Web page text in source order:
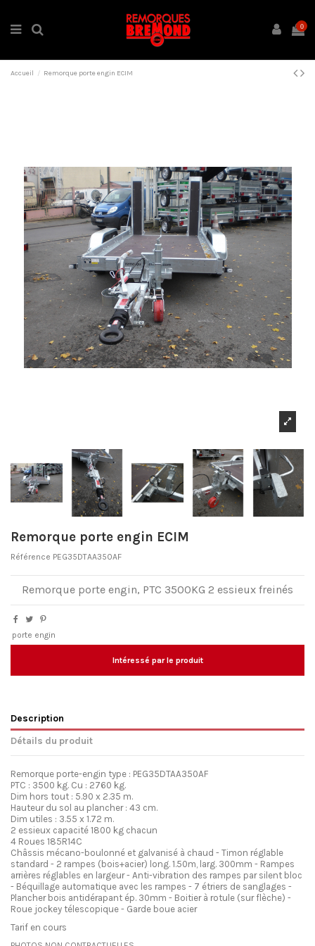
0
Accueil Remorque porte engin ECIM
Remorque porte engin ECIM
Référence PEG35DTAA350AF
Remorque porte engin, PTC 3500KG 2 essieux freinés
porte engin
Intéressé par le produit
Description
Détails du produit
Remorque porte-engin type : PEG35DTAA350AF
PTC : 3500 kg. Cu : 2760 kg.
Dim hors tout : 5.90 x 2.35 m.
Hauteur du sol au plancher : 43 cm.
Dim utiles : 3.55 x 1.72 m.
2 essieux capacité 1800 kg chacun
4 Roues 185R14C
Châssis mécano-boulonné et galvanisé à chaud - Timon réglable
standard - 2 rampes (bois+acier) long. 1.50m, larg. 300mm - Rampes
arrières réglables en largeur - Anti-vibration des rampes par silent bloc
- Béquillage automatique avec les rampes - 7 étriers de sanglages -
Plancher bois antidérapant ép. 30mm - Boitier à rotule (sur flèche) -
Roue jockey télescopique - Garde boue acier
Tarif en cours